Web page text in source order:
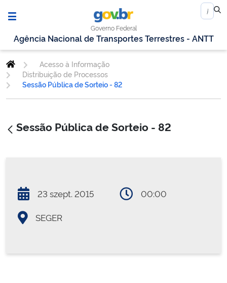
Governo Federal
Agência Nacional de Transportes Terrestres - ANTT
Acesso à Informação
Distribuição de Processos
Sessão Pública de Sorteio - 82
Sessão Pública de Sorteio - 82
23 szept. 2015 00:00
SEGER